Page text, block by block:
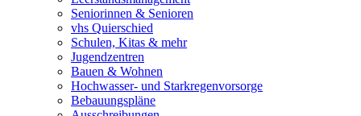
Seniorinnen & Senioren
vhs Quierschied
Schulen, Kitas & mehr
Jugendzentren
Bauen & Wohnen
Hochwasser- und Starkregenvorsorge
Bebauungspläne